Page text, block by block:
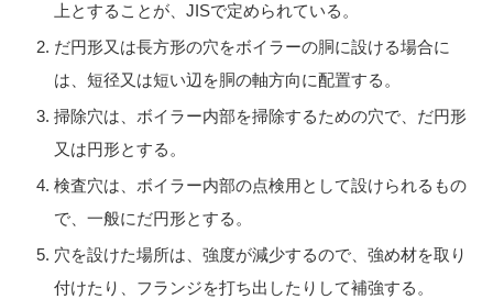
上とすることが、JISで定められている。
だ円形又は長方形の穴をボイラーの胴に設ける場合に
は、短径又は短い辺を胴の軸方向に配置する。
掃除穴は、ボイラー内部を掃除するための穴で、だ円形
又は円形とする。
検査穴は、ボイラー内部の点検用として設けられるもの
で、一般にだ円形とする。
穴を設けた場所は、強度が減少するので、強め材を取り
付けたり、フランジを打ち出したりして補強する。